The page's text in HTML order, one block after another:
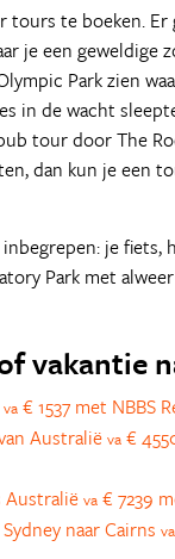
tours te boeken.
je een geweldige
Park zien
in de wacht
tour door The
dan kun je een
je fiets,
Park met
vakantie
va € 1537 met NBBS
Australië va €
va € 7239
naar Cairns va